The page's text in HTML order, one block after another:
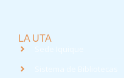
LA UTA